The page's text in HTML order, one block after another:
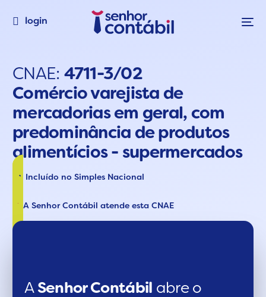
login
CNAE: 4711-3/02
Comércio varejista de
mercadorias em geral, com
predominância de produtos
alimentícios - supermercados
Incluído no Simples Nacional
A Senhor Contábil atende esta CNAE
A Senhor Contábil abre o